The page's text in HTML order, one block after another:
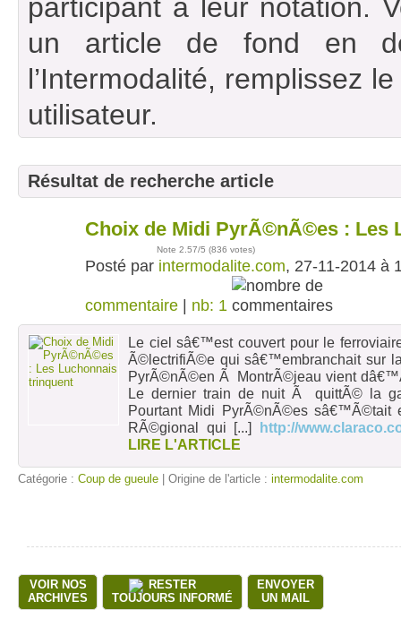
participant à leur notation.
un article de fond en
l’Intermodalité, remplissez
utilisateur.
Résultat de recherche article
Choix de Midi PyrÃ©nÃ©es : Les
Note 2.57/5 (836 votes)
Posté par intermodalite.com, 27-11-2014 à
commentaire | nb: 1
Le ciel sâ€™est couvert pour le
Ã©lectrifiÃ©e qui sâ€™embranchait sur
PyrÃ©nÃ©en Ã MontrÃ©jeau vient
Le dernier train de nuit Ã quittÃ© la
Pourtant Midi PyrÃ©nÃ©es sâ€™Ã©tait
RÃ©gional qui [...] http://
LIRE L'ARTICLE
Catégorie : Coup de gueule | Origine de l'article : intermodalite.com
VOIR NOS
ARCHIVES
RESTER
TOUJOURS INFORMÉ
ENVOYER
UN MAIL